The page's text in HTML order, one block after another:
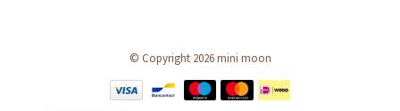
© Copyright 2026 mini moon